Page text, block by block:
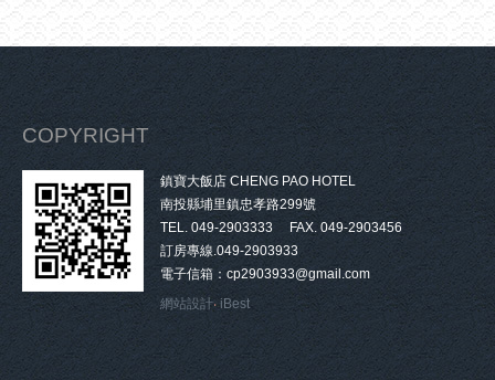
COPYRIGHT
鎮寶大飯店 CHENG PAO HOTEL
南投縣埔里鎮忠孝路299號
TEL. 049-2903333 FAX. 049-2903456
訂房專線.049-2903933
電子信箱：cp2903933@gmail.com
網站設計‧ iBest